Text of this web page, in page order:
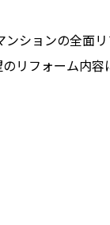
ションの全面
リフォーム内容